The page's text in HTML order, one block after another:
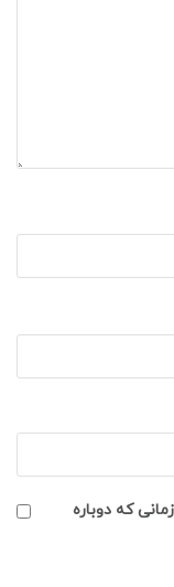
که دوباره